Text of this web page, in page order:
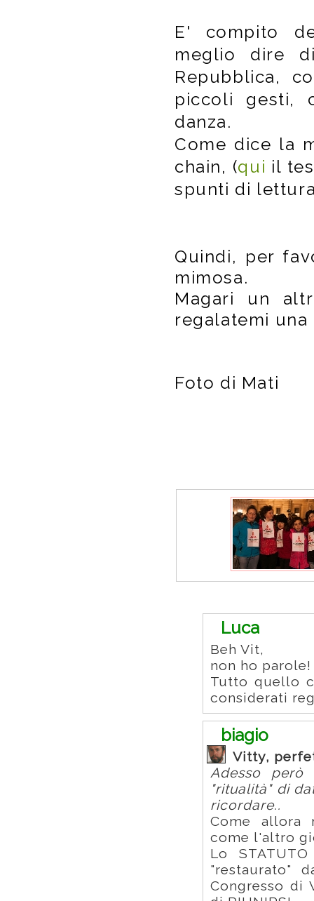
E' compito
meglio dire
Repubblica,
piccoli gesti,
danza.
Come dice la
chain, (qui il
spunti di
Quindi, per
mimosa.
Magari un
regalatemi una
Foto di Mati
Luca
Beh Vit,
non ho parole!
Tutto quello
considerati
biagio
Vitty,
Adesso però
"ritualità" di
ricordare..
Come allora
come l'altro
Lo
"restaurato"
Congresso di